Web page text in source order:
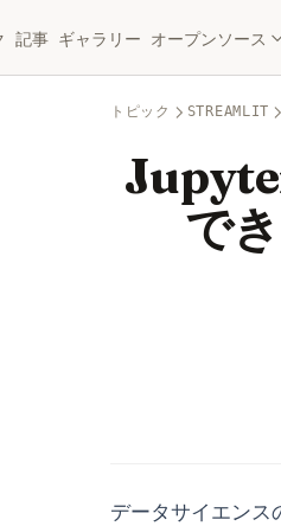
記事 ギャラリー オープンソース
トピック STREAMLIT
で
データサイエンス